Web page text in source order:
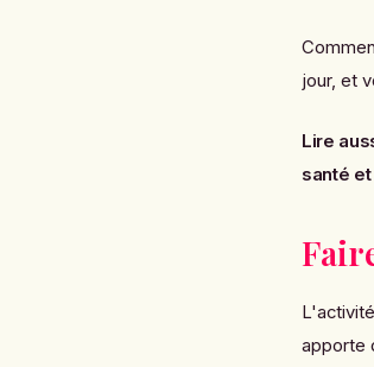
jour, et
Lire
santé
apporte